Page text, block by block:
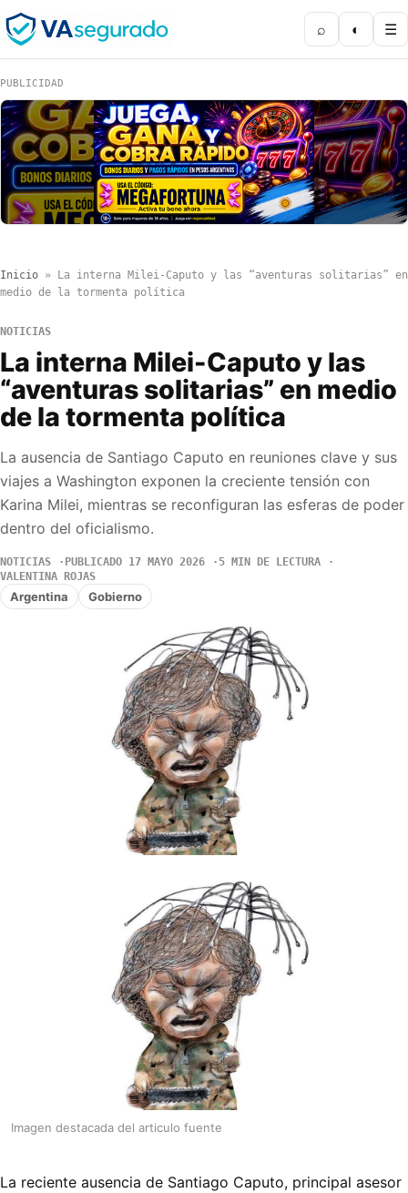
⌕ ◐ ☰
PUBLICIDAD
Inicio »
La interna Milei-Caputo y las “aventuras solitarias” en
medio de la tormenta política
NOTICIAS
La interna Milei-Caputo y las
“aventuras solitarias” en medio
de la tormenta política
La ausencia de Santiago Caputo en reuniones clave y sus
viajes a Washington exponen la creciente tensión con
Karina Milei, mientras se reconfiguran las esferas de poder
dentro del oficialismo.
NOTICIAS PUBLICADO 17 MAYO 2026
5 MIN DE LECTURA
VALENTINA ROJAS
Argentina Gobierno
Imagen destacada del articulo fuente
La reciente ausencia de Santiago Caputo, principal asesor